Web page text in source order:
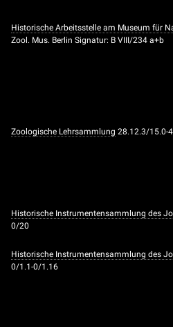
Historische Arbeitsstelle am Museum für
Zool. Mus. Berlin Signatur: B VIII/234 a+b
Zoologische Lehrsammlung 28.12.3/15.0-
Historische Instrumentensammlung des
0/20
Historische Instrumentensammlung des
0/1.1-0/1.16